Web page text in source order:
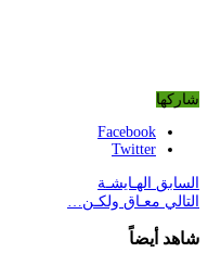
شاركها
Facebook
Twitter
السابق الهـايشـة
التالي معـاق ولكـن…
شاهد أيضاً